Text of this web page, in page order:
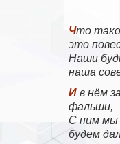
Что такое профсоюз —
это
Наши
наша
И в нём зависти нет и нет
фальши,
С ним мы
будем